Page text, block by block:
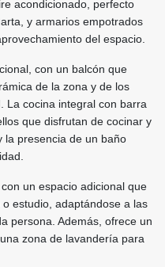
acondicionado, perfecto
y armarios empotrados
del espacio.
con un balcón que
de la zona y de los
La cocina integral con barra
que disfrutan de cocinar y
la presencia de un baño
un espacio adicional que
estudio, adaptándose a las
persona. Además, ofrece un
zona de lavandería para